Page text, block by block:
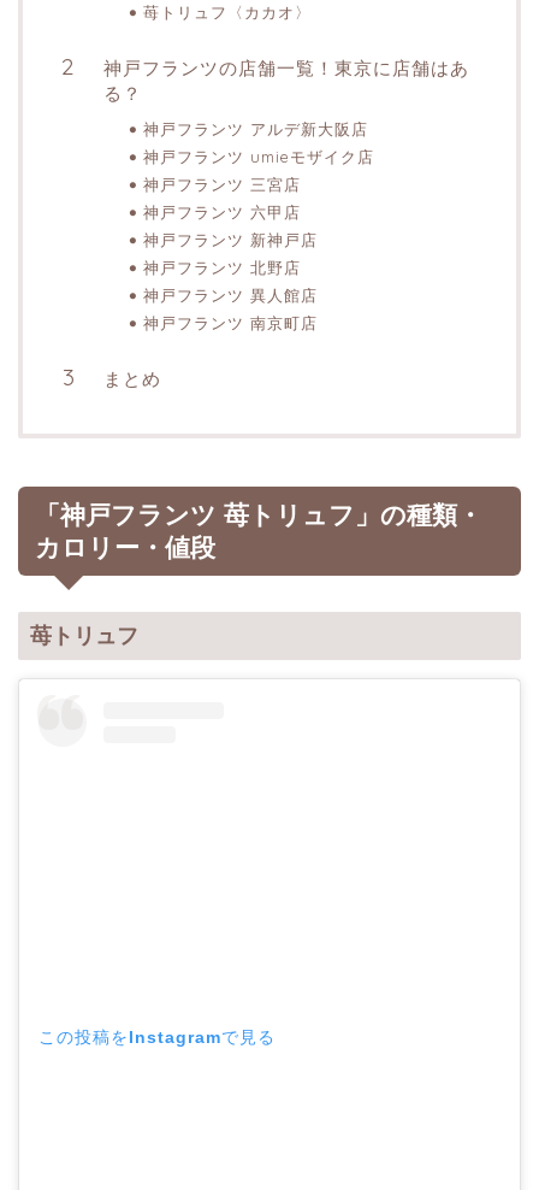
苺トリュフ〈カカオ〉
神戸フランツの店舗一覧！東京に店舗はあ
る？
神戸フランツ アルデ新大阪店
神戸フランツ umieモザイク店
神戸フランツ 三宮店
神戸フランツ 六甲店
神戸フランツ 新神戸店
神戸フランツ 北野店
神戸フランツ 異人館店
神戸フランツ 南京町店
まとめ
「神戸フランツ 苺トリュフ」の種類・
カロリー・値段
苺トリュフ
この投稿をInstagramで見る